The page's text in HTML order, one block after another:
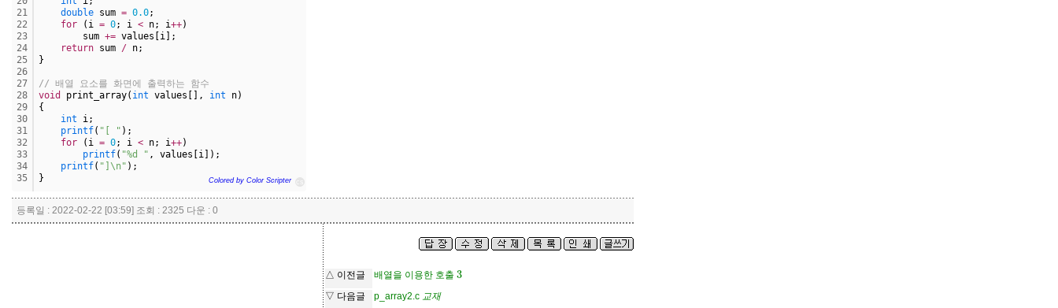
21
22
23
24
25
26
27
28
29
30
31
32
33
34
35
double sum = 0.0;
for (i = 0; i < n; i++)
sum += values[i];
return sum / n;
}
// 배열 요소를 화면에 출력하는 함수
void
print_array( int values[], int n)
{
int i;
printf( "[ " );
for (i = 0; i < n; i++)
printf( "%d " , values[i]);
printf( "]\n" );
}
Colored by Color Scripter
등록일 : 2022-02-22 [03:59] 조회 : 2325 다운 : 0
△ 이전글 배열을 이용한 호출 3
▽ 다음글 p_array2.c